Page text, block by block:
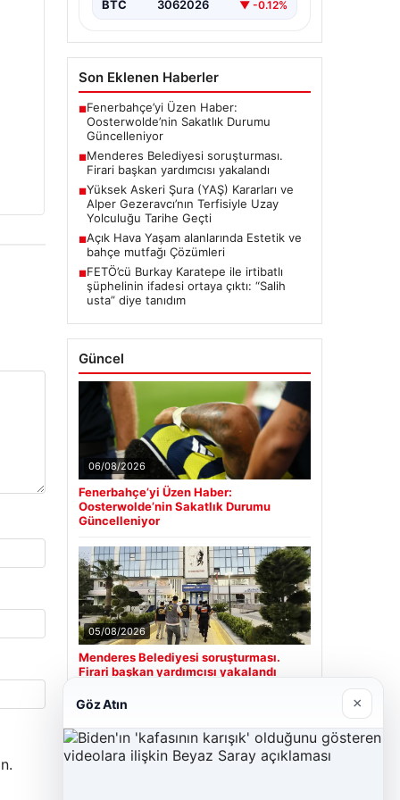
BTC 3062026 ▼ -0.12%
Son Eklenen Haberler
■Fenerbahçe’yi Üzen Haber:
Oosterwolde’nin Sakatlık Durumu
Güncelleniyor
■Menderes Belediyesi soruşturması.
Firari başkan yardımcısı yakalandı
■Yüksek Askeri Şura (YAŞ) Kararları ve
Alper Gezeravcı’nın Terfisiyle Uzay
Yolculuğu Tarihe Geçti
■Açık Hava Yaşam alanlarında Estetik ve
bahçe mutfağı Çözümleri
■FETÖ’cü Burkay Karatepe ile irtibatlı
şüphelinin ifadesi ortaya çıktı: “Salih
usta” diye tanıdım
Güncel
06/08/2026
Fenerbahçe’yi Üzen Haber:
Oosterwolde’nin Sakatlık Durumu
Güncelleniyor
05/08/2026
Menderes Belediyesi soruşturması.
Firari başkan yardımcısı yakalandı
Son Eklenen Firmalar
Göz Atın ×